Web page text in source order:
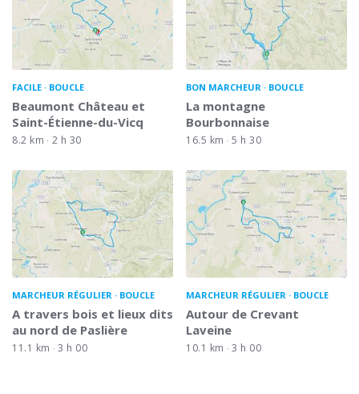
FACILE BOUCLE
Beaumont Château et
Saint-Étienne-du-Vicq
8.2 km 2 h 30
BON MARCHEUR BOUCLE
La montagne
Bourbonnaise
16.5 km 5 h 30
MARCHEUR RÉGULIER BOUCLE
A travers bois et lieux dits
au nord de Paslière
11.1 km 3 h 00
MARCHEUR RÉGULIER BOUCLE
Autour de Crevant
Laveine
10.1 km 3 h 00